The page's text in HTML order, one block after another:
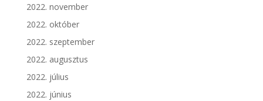
2022. november
2022. október
2022. szeptember
2022. augusztus
2022. július
2022. június